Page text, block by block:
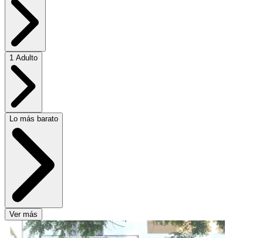
1 Adulto
Lo más barato
Ver más